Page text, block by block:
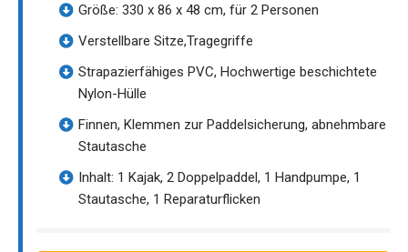
Größe: 330 x 86 x 48 cm, für 2 Personen
Verstellbare Sitze,Tragegriffe
Strapazierfähiges PVC, Hochwertige beschichtete
Nylon-Hülle
Finnen, Klemmen zur Paddelsicherung, abnehmbare
Stautasche
Inhalt: 1 Kajak, 2 Doppelpaddel, 1 Handpumpe, 1
Stautasche, 1 Reparaturflicken